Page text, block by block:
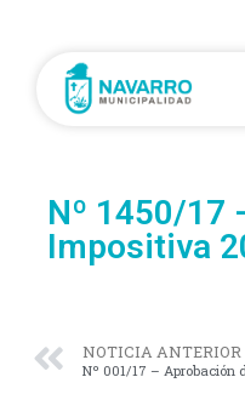
Nº 1450/17
Impositiva
NOTICIA ANTERIOR